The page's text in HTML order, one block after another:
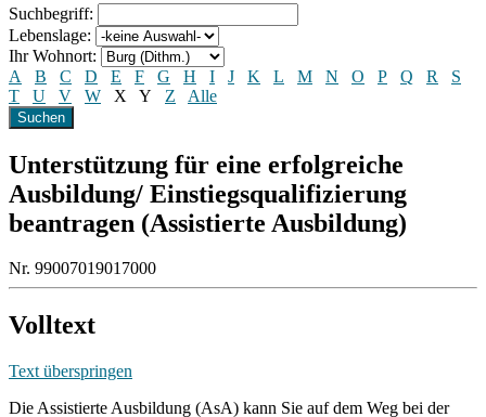
Suchbegriff:
Lebenslage:
Ihr Wohnort:
A
B C D E F G H I J K L M N O P Q R
S
T
U V W X Y Z Alle
Unterstützung für eine erfolgreiche
Ausbildung/ Einstiegsqualifizierung
beantragen (Assistierte Ausbildung)
Nr. 99007019017000
Volltext
Text überspringen
Die Assistierte Ausbildung (AsA) kann Sie auf dem Weg bei der